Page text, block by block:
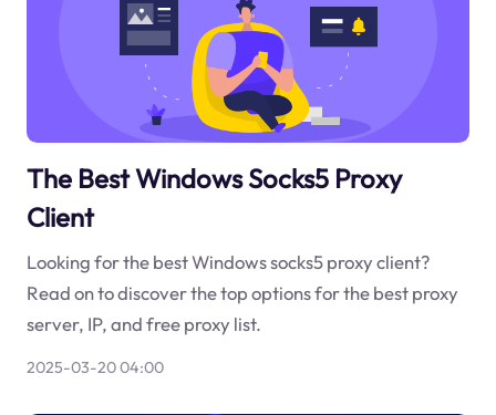
The Best Windows Socks5 Proxy
Client
Looking for the best Windows socks5 proxy client?
Read on to discover the top options for the best proxy
server, IP, and free proxy list.
2025-03-20 04:00